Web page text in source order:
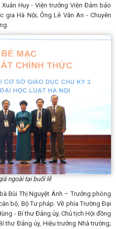
Huy - Viện trưởng Viện Đảm bảo
Hà Nội; Ông Lê Văn An - Chuyên
ngoài tại buổi lễ
Bùi Thị Nguyệt Ánh – Trưởng phòng
bộ, Bộ Tư pháp. Về phía Trường Đại
- Bí thư Đảng ủy, Chủ tịch Hội đồng
thư Đảng ủy, Hiệu trưởng Nhà trường;